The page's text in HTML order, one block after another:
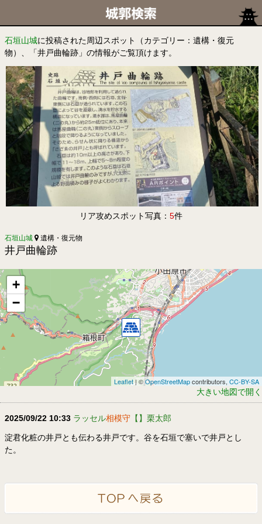
石垣山城に投稿された周辺スポット（カテゴリー：遺構・復元
物）、「井戸曲輪跡」の情報がご覧頂けます。
リア攻めスポット写真： 5件
石垣山城 遺構・復元物
井戸曲輪跡
+
−
Leaflet| ©OpenStreetMapcontributors, CC-BY-SA
大きい地図で開く
2025/09/22 10:33 ラッセル相模守 【】栗太郎
淀君化粧の井戸とも伝わる井戸です。谷を石垣で塞いで井戸とし
た。